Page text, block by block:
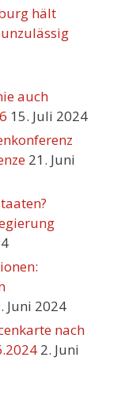
hält
auch
15. Juli 2024
21. Juni
Juni 2024
nach
2. Juni